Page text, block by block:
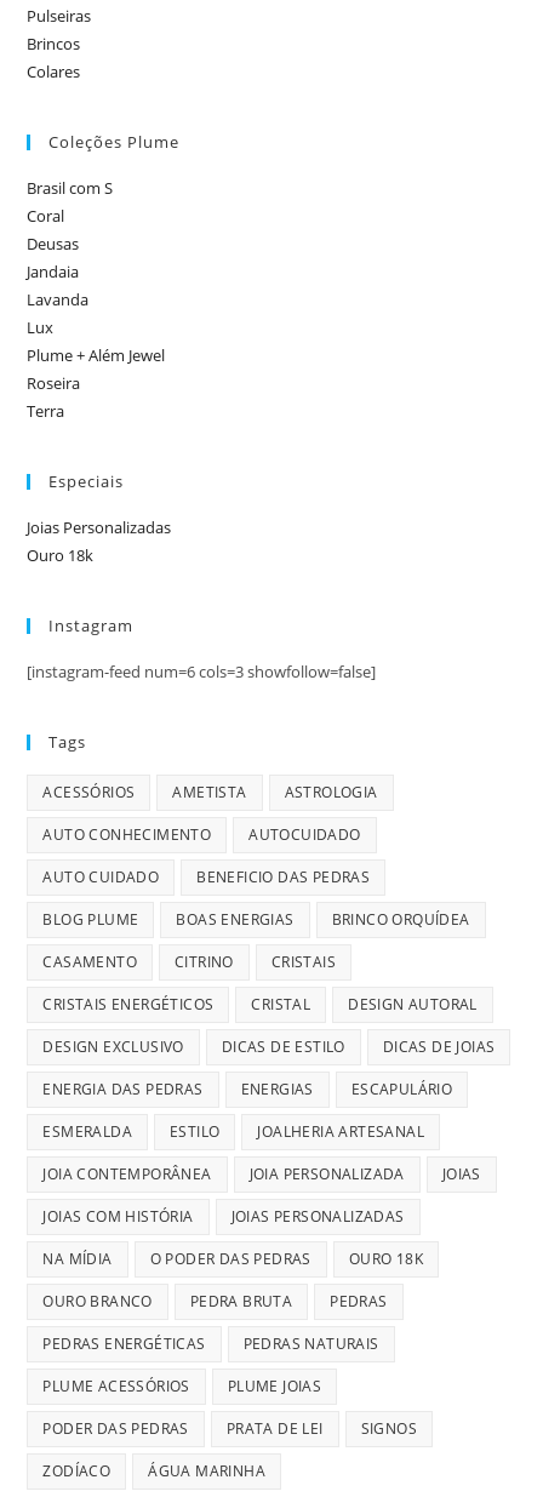
Pulseiras
Brincos
Colares
Coleções Plume
Brasil com S
Coral
Deusas
Jandaia
Lavanda
Lux
Plume + Além Jewel
Roseira
Terra
Especiais
Joias Personalizadas
Ouro 18k
Instagram
[instagram-feed num=6 cols=3 showfollow=false]
Tags
ACESSÓRIOS AMETISTA ASTROLOGIA
AUTO CONHECIMENTO AUTOCUIDADO
AUTO CUIDADO BENEFICIO DAS PEDRAS
BLOG PLUME BOAS ENERGIAS BRINCO ORQUÍDEA
CASAMENTO CITRINO CRISTAIS
CRISTAIS ENERGÉTICOS CRISTAL DESIGN AUTORAL
DESIGN EXCLUSIVO DICAS DE ESTILO DICAS DE JOIAS
ENERGIA DAS PEDRAS ENERGIAS ESCAPULÁRIO
ESMERALDA ESTILO JOALHERIA ARTESANAL
JOIA CONTEMPORÂNEA JOIA PERSONALIZADA JOIAS
JOIAS COM HISTÓRIA JOIAS PERSONALIZADAS
NA MÍDIA O PODER DAS PEDRAS OURO 18K
OURO BRANCO PEDRA BRUTA PEDRAS
PEDRAS ENERGÉTICAS PEDRAS NATURAIS
PLUME ACESSÓRIOS PLUME JOIAS
PODER DAS PEDRAS PRATA DE LEI SIGNOS
ZODÍACO ÁGUA MARINHA